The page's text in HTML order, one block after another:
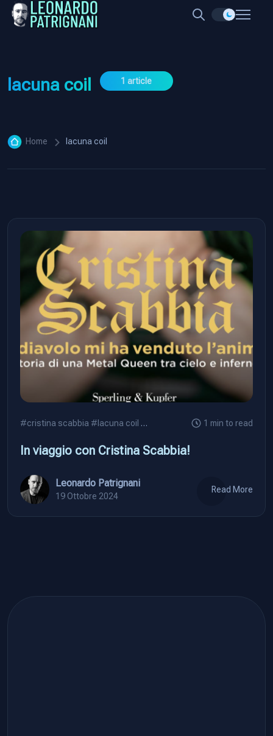
lacuna coil 1 article
Home lacuna coil
#cristina scabbia #lacuna coil #leonardo patrignani1 min to read
In viaggio con Cristina Scabbia!
Leonardo Patrignani
19 Ottobre 2024
Read More